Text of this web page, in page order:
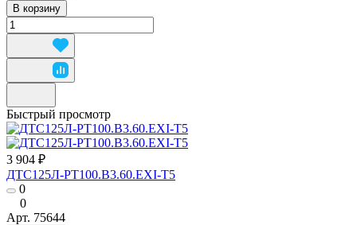
В корзину
Быстрый просмотр
3 904 ₽
ДТС125Л-РТ100.В3.60.ЕХI-Т5
0
0
Арт. 75644